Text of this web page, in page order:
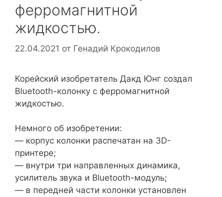
ферромагнитной
жидкостью.
22.04.2021 от Генадий Крокодилов
Корейский изобретатель Дакд Юнг создал
Bluetooth-колонку с ферромагнитной
жидкостью.
Немного об изобретении:
— корпус колонки распечатан на 3D-
принтере;
— внутри три направленных динамика,
усилитель звука и Bluetooth-модуль;
— в передней части колонки установлен